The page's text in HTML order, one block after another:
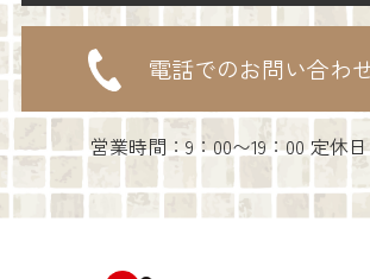
電話でのお問い合わ
営業時間：9：00〜19：00 定休